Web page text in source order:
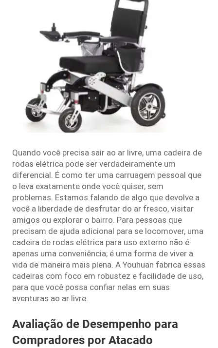
Quando você precisa sair ao ar livre, uma cadeira de
rodas elétrica pode ser verdadeiramente um
diferencial. É como ter uma carruagem pessoal que
o leva exatamente onde você quiser, sem
problemas. Estamos falando de algo que devolve a
você a liberdade de desfrutar do ar fresco, visitar
amigos ou explorar o bairro. Para pessoas que
precisam de ajuda adicional para se locomover, uma
cadeira de rodas elétrica para uso externo não é
apenas uma conveniência; é uma forma de viver a
vida de maneira mais plena. A Youhuan fabrica essas
cadeiras com foco em robustez e facilidade de uso,
para que você possa confiar nelas em suas
aventuras ao ar livre.
Avaliação de Desempenho para
Compradores por Atacado